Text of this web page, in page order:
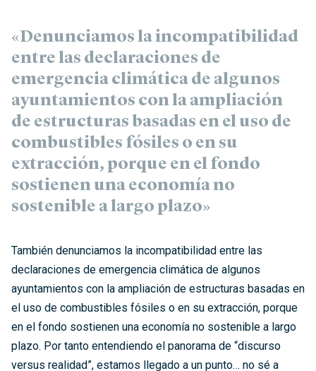
«Denunciamos la incompatibilidad
entre las declaraciones de
emergencia climática de algunos
ayuntamientos con la ampliación
de estructuras basadas en el uso de
combustibles fósiles o en su
extracción, porque en el fondo
sostienen una economía no
sostenible a largo plazo»
También denunciamos la incompatibilidad entre las
declaraciones de emergencia climática de algunos
ayuntamientos con la ampliación de estructuras basadas en
el uso de combustibles fósiles o en su extracción, porque
en el fondo sostienen una economía no sostenible a largo
plazo. Por tanto entendiendo el panorama de “discurso
versus realidad”, estamos llegado a un punto… no sé a